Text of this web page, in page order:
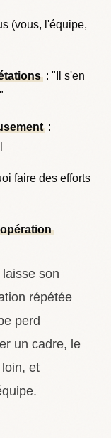
(vous, l'équipe,
: "Il s'en
:
faire des efforts
son
répétée
perd
un cadre, le
et